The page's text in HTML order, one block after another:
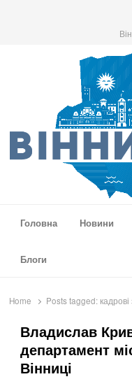
Головна
Новини
Блоги
Home Posts tagged: кадрові
Владислав
департамент
Вінниці